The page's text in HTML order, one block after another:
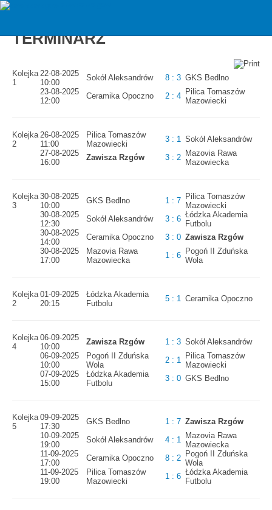
TERMINARZ
Kolejka
1
22-08-2025
10:00
Sokół Aleksandrów 8 : 3 GKS Bedlno
23-08-2025
12:00
Ceramika Opoczno 2 : 4 Pilica Tomaszów
Mazowiecki
Kolejka
2
26-08-2025
11:00
Pilica Tomaszów
Mazowiecki
3 : 1 Sokół Aleksandrów
27-08-2025
16:00
Zawisza Rzgów 3 : 2 Mazovia Rawa
Mazowiecka
Kolejka
3
30-08-2025
10:00
GKS Bedlno 1 : 7 Pilica Tomaszów
Mazowiecki
30-08-2025
12:30
Sokół Aleksandrów 3 : 6 Łódzka Akademia
Futbolu
30-08-2025
14:00
Ceramika Opoczno 3 : 0 Zawisza Rzgów
30-08-2025
17:00
Mazovia Rawa
Mazowiecka
1 : 6 Pogoń II Zduńska
Wola
Kolejka
2
01-09-2025
20:15
Łódzka Akademia
Futbolu
5 : 1 Ceramika Opoczno
Kolejka
4
06-09-2025
10:00
Zawisza Rzgów 1 : 3 Sokół Aleksandrów
06-09-2025
10:00
Pogoń II Zduńska
Wola
2 : 1 Pilica Tomaszów
Mazowiecki
07-09-2025
15:00
Łódzka Akademia
Futbolu
3 : 0 GKS Bedlno
Kolejka
5
09-09-2025
17:30
GKS Bedlno 1 : 7 Zawisza Rzgów
10-09-2025
19:00
Sokół Aleksandrów 4 : 1 Mazovia Rawa
Mazowiecka
11-09-2025
17:00
Ceramika Opoczno 8 : 2 Pogoń II Zduńska
Wola
11-09-2025
19:00
Pilica Tomaszów
Mazowiecki
1 : 6 Łódzka Akademia
Futbolu